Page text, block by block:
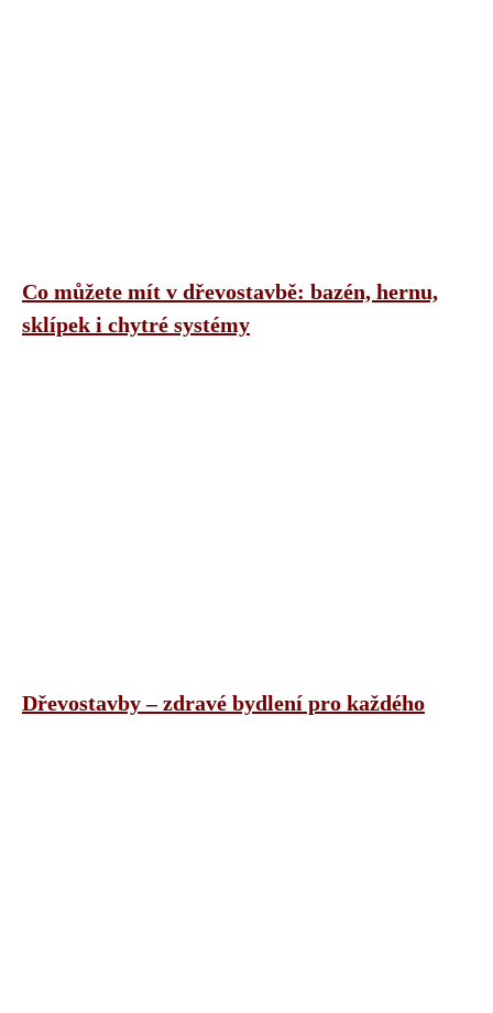
Co můžete mít v dřevostavbě: bazén, hernu,
sklípek i chytré systémy
Dřevostavby – zdravé bydlení pro každého